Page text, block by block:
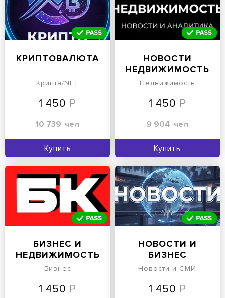
КРИПТОВАЛЮТА
Крипта/NFT
1 450
10 739 чел
Купить
НОВОСТИ
НЕДВИЖИМОСТЬ
Недвижимость
1 450
9 904 чел
Купить
БИЗНЕС И
НЕДВИЖИМОСТЬ
Бизнес
1 450
НОВОСТИ И
БИЗНЕС
Новости и СМИ
1 450